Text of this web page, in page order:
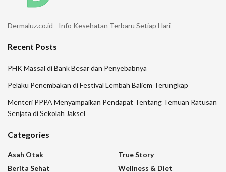
Dermaluz.co.id - Info Kesehatan Terbaru Setiap Hari
Recent Posts
PHK Massal di Bank Besar dan Penyebabnya
Pelaku Penembakan di Festival Lembah Baliem Terungkap
Menteri PPPA Menyampaikan Pendapat Tentang Temuan Ratusan
Senjata di Sekolah Jaksel
Categories
Asah Otak
Berita Sehat
True Story
Wellness & Diet